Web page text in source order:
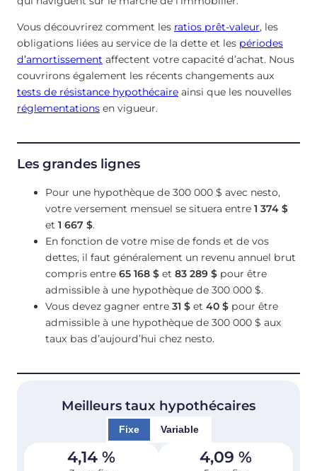
Vous découvrirez comment les ratios prêt-valeur, les
obligations liées au service de la dette et les périodes
d’amortissement affectent votre capacité d’achat. Nous
couvrirons également les récents changements aux
tests de résistance hypothécaire ainsi que les nouvelles
réglementations en vigueur.
Les grandes lignes
Pour une hypothèque de 300 000 $ avec nesto,
votre versement mensuel se situera entre 1 374 $
et 1 667 $.
En fonction de votre mise de fonds et de vos
dettes, il faut généralement un revenu annuel brut
compris entre 65 168 $ et 83 289 $ pour être
admissible à une hypothèque de 300 000 $.
Vous devez gagner entre 31 $ et 40 $ pour être
admissible à une hypothèque de 300 000 $ aux
taux bas d’aujourd’hui chez nesto.
Meilleurs taux hypothécaires
Fixe Variable
4,14 % 4,09 %